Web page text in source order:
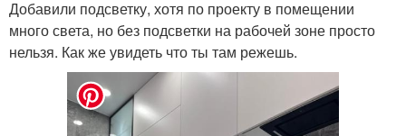
Добавили подсветку, хотя по проекту в помещении
много света, но без подсветки на рабочей зоне просто
нельзя. Как же увидеть что ты там режешь.